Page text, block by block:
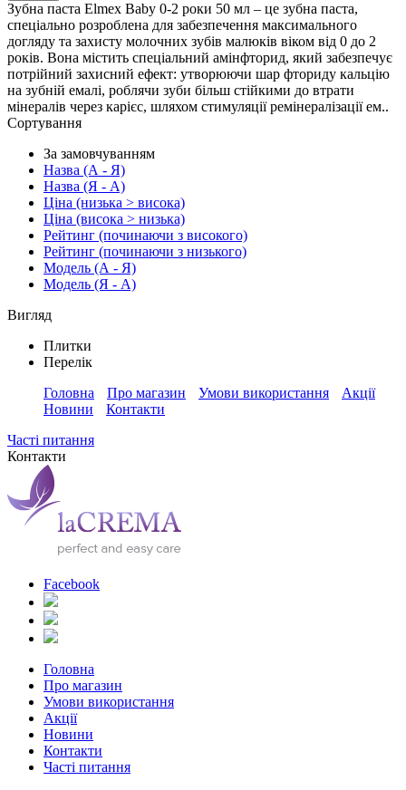
Зубна паста Elmex Baby 0-2 роки 50 мл – це зубна паста,
спеціально розроблена для забезпечення максимального
догляду та захисту молочних зубів малюків віком від 0 до 2
років. Вона містить спеціальний амінфторид, який забезпечує
потрійний захисний ефект: утворюючи шар фториду кальцію
на зубній емалі, роблячи зуби більш стійкими до втрати
мінералів через карієс, шляхом стимуляції ремінералізації ем..
Сортування
За замовчуванням
Назва (А - Я)
Назва (Я - А)
Ціна (низька > висока)
Ціна (висока > низька)
Рейтинг (починаючи з високого)
Рейтинг (починаючи з низького)
Модель (А - Я)
Модель (Я - А)
Вигляд
Плитки
Перелік
Головна
Про магазин Умови використання
Акції
Новини
Контакти
Часті питання
Контакти
Facebook
Головна
Про магазин
Умови використання
Акції
Новини
Контакти
Часті питання